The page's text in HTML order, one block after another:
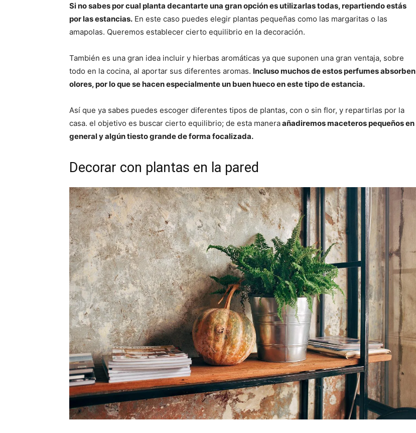
Si no sabes por cual planta decantarte una gran opción es utilizarlas todas, repartiendo estás
por las estancias. En este caso puedes elegir plantas pequeñas como las margaritas o las
amapolas. Queremos establecer cierto equilibrio en la decoración.
También es una gran idea incluir y hierbas aromáticas ya que suponen una gran ventaja, sobre
todo en la cocina, al aportar sus diferentes aromas. Incluso muchos de estos perfumes absorben
olores, por lo que se hacen especialmente un buen hueco en este tipo de estancia.
Así que ya sabes puedes escoger diferentes tipos de plantas, con o sin flor, y repartirlas por la
casa. el objetivo es buscar cierto equilibrio; de esta maneraañadiremos maceteros pequeños en
general y algún tiesto grande de forma focalizada.
Decorar con plantas en la pared